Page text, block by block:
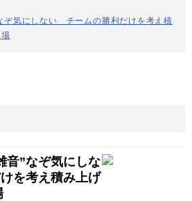
ぞ気にしない チームの勝利だけを考え積
音”なぞ気にしな
を考え積み上げ